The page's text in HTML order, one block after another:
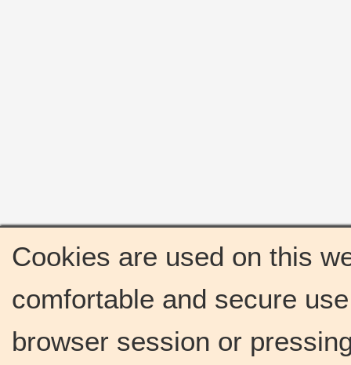
Cookies are used on this
comfortable and secure
browser session or